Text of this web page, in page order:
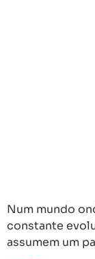
Num mundo
constante
assumem um